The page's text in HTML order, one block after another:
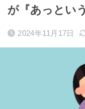
が『あっとい
2024年11月17日